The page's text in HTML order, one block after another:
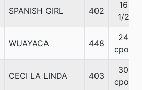
SPANISH GIRL 402
16
1/2
WUAYACA 448
24
cpos
CECI LA LINDA 403
30
cpos